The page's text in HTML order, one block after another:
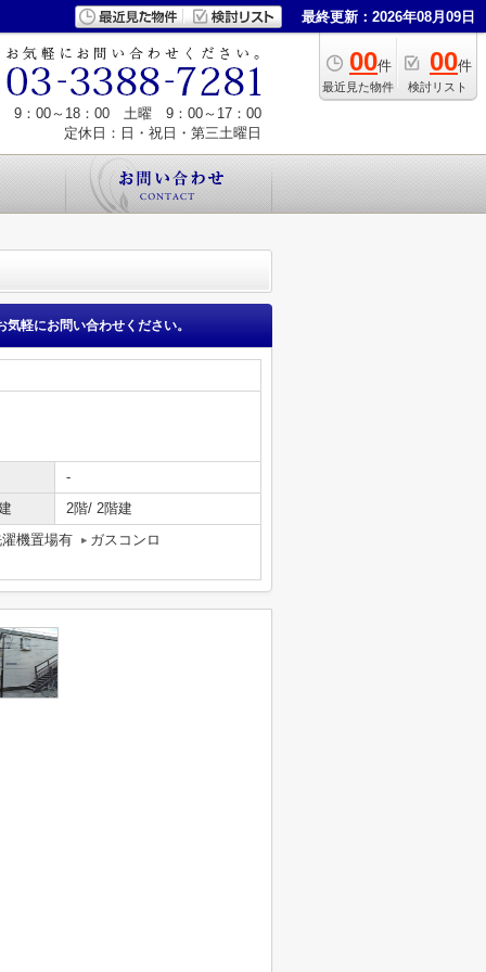
最終更新：2026年08月09日
00件
最近見た物件
00件
検討リスト
9：00～18：00 土曜 9：00～17：00
定休日：日・祝日・第三土曜日
気軽にお問い合わせください。
-
2階/ 2階建
機置場有
ガスコンロ